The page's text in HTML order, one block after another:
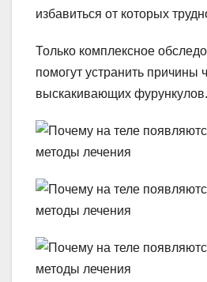
избавиться от которых
Только комплексное
помогут устранить причины
выскакивающих фурункулов.